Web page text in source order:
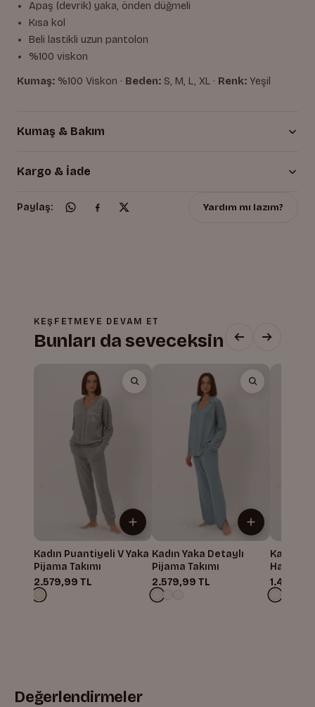
Apaş (devrik) yaka, önden düğmeli
Kısa kol
Beli lastikli uzun pantolon
%100 viskon
Kumaş: %100 Viskon · Beden: S, M, L, XL · Renk: Yeşil
Kumaş & Bakım
Kargo & İade
Paylaş: Yardım mı lazım?
KEŞFETMEYE DEVAM ET
Bunları da seveceksin
Kadın Puantiyeli V Yaka
Pijama Takımı
2.579,99 TL
Kadın Yaka Detaylı
Pijama Takımı
2.579,99 TL
Kadın
Hamile
1.499,99
Değerlendirmeler